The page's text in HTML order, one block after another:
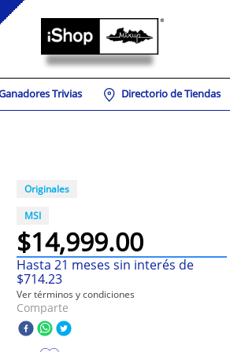
Trivias Directorio de Tiendas
Originales
MSI
$14,999.00
Hasta 21 meses sin interés de
$714.23
Ver términos y condiciones
Comparte